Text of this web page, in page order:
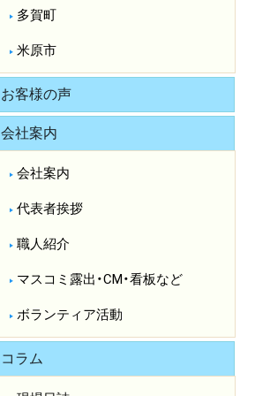
多賀町
米原市
お客様の声
会社案内
会社案内
代表者挨拶
職人紹介
マスコミ露出・CM・看板など
ボランティア活動
コラム